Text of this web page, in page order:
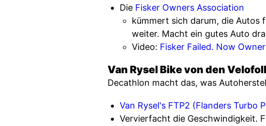
Die Fisker Owners Association
kümmert sich darum, die Autos
weiter. Macht ein gutes Auto
Video: Fisker Failed. Now
Van Rysel Bike von den
Decathlon macht das, was
Van Rysel's FTP2 (Flanders Turbo
Vervierfacht die Geschwindigkeit.